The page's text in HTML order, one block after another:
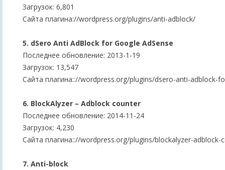
Загрузок: 6,801
Сайта плагина://wordpress.org/plugins/anti-adblock/
5. dSero Anti AdBlock for Google AdSense
Последнее обновление: 2013-1-19
Загрузок: 13,547
Сайта плагина:://wordpress.org/plugins/dsero-anti-adblock-
6. BlockAlyzer – Adblock counter
Последнее обновление: 2014-11-24
Загрузок: 4,230
Сайта плагина:://wordpress.org/plugins/blockalyzer-adblock-
7. Anti-block